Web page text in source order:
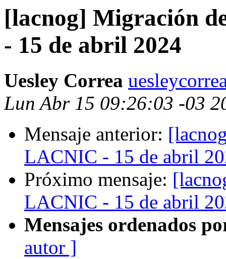
[lacnog] Migración
- 15 de abril 2024
Uesley Correa
Lun Abr 15 09:26:03 -03
Mensaje anterior:
LACNIC - 15 de abril
Próximo mensaje:
LACNIC - 15 de abril
Mensajes ordenados
autor ]